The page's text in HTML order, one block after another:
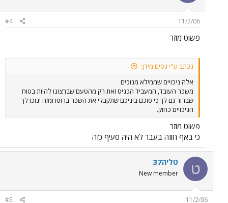
11/2/06
#4
פשוט מוזר
נכתב ע"י נסים מידן:
אלה ניכויים שממילא מנוכים
משכר העובד, המעביד הכניס זאת רק מהטעם שברצונו להיות בטוח
שברור גם לך כי סוכם ביניכם שתקבלי את השכר ברוטו ומזה ינוכו לך
הניכויים כחוק.
פשוט מוזר
כי באף חוזה בעבר לא היה סעיף כזה
ט טליה37
New member
11/2/06
#5